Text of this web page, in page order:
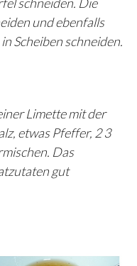
und ebenfalls
Scheiben schneiden.
Limette mit der
etwas Pfeffer, 2 3
Das
gut